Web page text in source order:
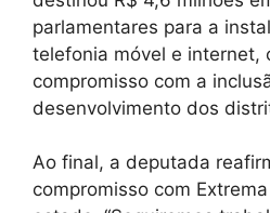
parlamentares para a
telefonia móvel e internet,
compromisso com a
desenvolvimento dos
Ao final, a deputada
compromisso com